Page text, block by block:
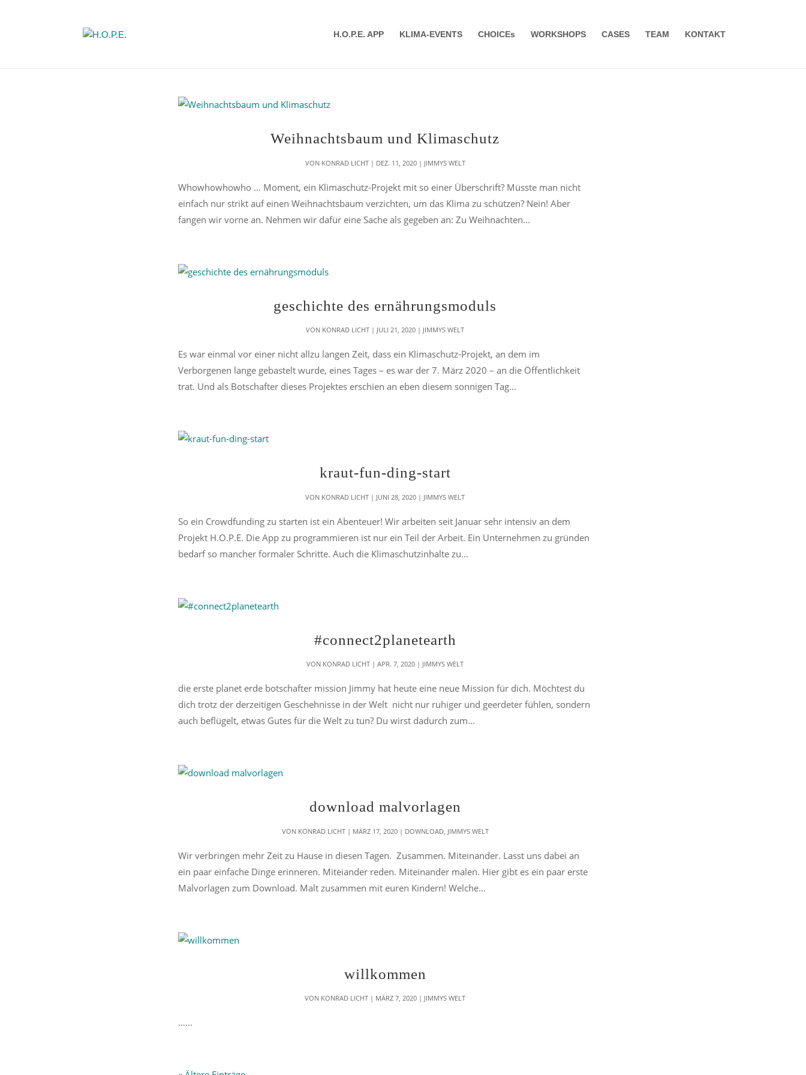
H.O.P.E. APP KLIMA-EVENTS CHOICEs WORKSHOPS CASES TEAM KONTAKT
Weihnachtsbaum und Klimaschutz
VON KONRAD LICHT| DEZ. 11, 2020| JIMMYS WELT
Whowhowhowho … Moment, ein Klimaschutz-Projekt mit so einer Überschrift? Müsste man nicht
einfach nur strikt auf einen Weihnachtsbaum verzichten, um das Klima zu schützen? Nein! Aber
fangen wir vorne an. Nehmen wir dafür eine Sache als gegeben an: Zu Weihnachten...
geschichte des ernährungsmoduls
VON KONRAD LICHT | JULI 21, 2020 | JIMMYS WELT
Es war einmal vor einer nicht allzu langen Zeit, dass ein Klimaschutz-Projekt, an dem im
Verborgenen lange gebastelt wurde, eines Tages – es war der 7. März 2020 – an die Öffentlichkeit
trat. Und als Botschafter dieses Projektes erschien an eben diesem sonnigen Tag...
kraut-fun-ding-start
VON KONRAD LICHT | JUNI 28, 2020 | JIMMYS WELT
So ein Crowdfunding zu starten ist ein Abenteuer! Wir arbeiten seit Januar sehr intensiv an dem
Projekt H.O.P.E. Die App zu programmieren ist nur ein Teil der Arbeit. Ein Unternehmen zu gründen
bedarf so mancher formaler Schritte. Auch die Klimaschutzinhalte zu...
#connect2planetearth
VON KONRAD LICHT |APR. 7, 2020 | JIMMYS WELT
die erste planet erde botschafter mission Jimmy hat heute eine neue Mission für dich. Möchtest du
dich trotz der derzeitigen Geschehnisse in der Welt nicht nur ruhiger und geerdeter fühlen, sondern
auch beflügelt, etwas Gutes für die Welt zu tun? Du wirst dadurch zum...
download malvorlagen
VON KONRAD LICHT| MÄRZ 17, 2020| DOWNLOAD, JIMMYS WELT
Wir verbringen mehr Zeit zu Hause in diesen Tagen. Zusammen. Miteinander. Lasst uns dabei an
ein paar einfache Dinge erinneren. Miteiander reden. Miteinander malen. Hier gibt es ein paar erste
Malvorlagen zum Download. Malt zusammen mit euren Kindern! Welche...
willkommen
VON KONRAD LICHT | MÄRZ 7, 2020 | JIMMYS WELT
…...